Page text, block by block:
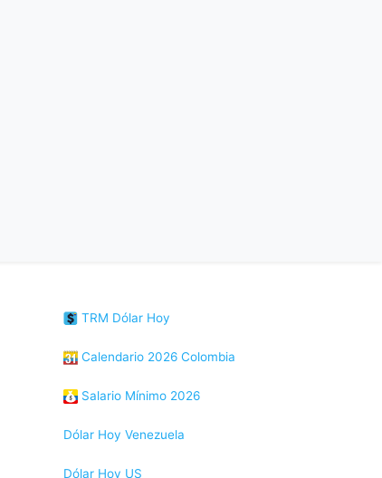
TRM Dólar Hoy
Calendario 2026 Colombia
Salario Mínimo 2026
Dólar Hoy Venezuela
Dólar Hoy US